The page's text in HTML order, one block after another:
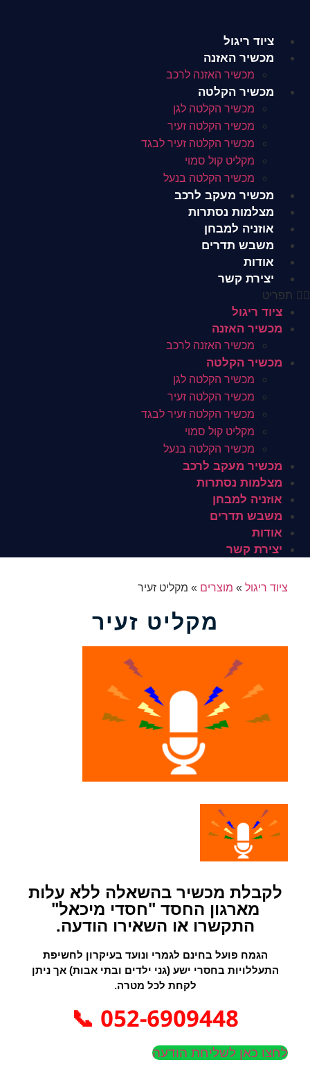
ציוד ריגול
מכשיר האזנה
מכשיר האזנה לרכב
מכשיר הקלטה
מכשיר הקלטה לגן
מכשיר הקלטה זעיר
מכשיר הקלטה זעיר לבגד
מקליט קול סמוי
מכשיר הקלטה בנעל
מכשיר מעקב לרכב
מצלמות נסתרות
אוזניה למבחן
משבש תדרים
אודות
יצירת קשר
תפריט
ציוד ריגול
מכשיר האזנה
מכשיר האזנה לרכב
מכשיר הקלטה
מכשיר הקלטה לגן
מכשיר הקלטה זעיר
מכשיר הקלטה זעיר לבגד
מקליט קול סמוי
מכשיר הקלטה בנעל
מכשיר מעקב לרכב
מצלמות נסתרות
אוזניה למבחן
משבש תדרים
אודות
יצירת קשר
ציוד ריגול » מוצרים » מקליט זעיר
מקליט זעיר
לקבלת מכשיר בהשאלה ללא עלות
מארגון החסד "חסדי מיכאל"
התקשרו או השאירו הודעה.
הגמח פועל בחינם לגמרי ונועד בעיקרון לחשיפת
התעללויות בחסרי ישע (גני ילדים ובתי אבות) אך ניתן
לקחת לכל מטרה.
052-6909448 📞
לחצו כאן לשליחת הודעה